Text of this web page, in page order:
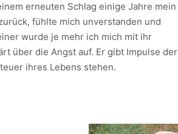
erneuten Schlag einige Jahre mein
fühlte mich unverstanden und
wurde je mehr ich mich mit ihr
über die Angst auf. Er gibt Impulse der
ihres Lebens stehen.